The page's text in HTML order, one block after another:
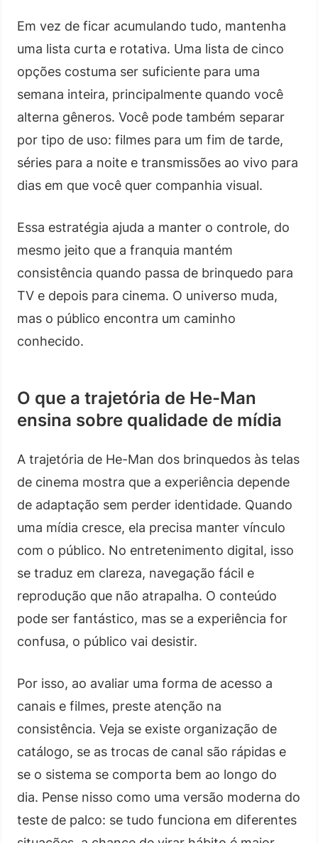
Em vez de ficar acumulando tudo, mantenha
uma lista curta e rotativa. Uma lista de cinco
opções costuma ser suficiente para uma
semana inteira, principalmente quando você
alterna gêneros. Você pode também separar
por tipo de uso: filmes para um fim de tarde,
séries para a noite e transmissões ao vivo para
dias em que você quer companhia visual.
Essa estratégia ajuda a manter o controle, do
mesmo jeito que a franquia mantém
consistência quando passa de brinquedo para
TV e depois para cinema. O universo muda,
mas o público encontra um caminho
conhecido.
O que a trajetória de He-Man
ensina sobre qualidade de mídia
A trajetória de He-Man dos brinquedos às telas
de cinema mostra que a experiência depende
de adaptação sem perder identidade. Quando
uma mídia cresce, ela precisa manter vínculo
com o público. No entretenimento digital, isso
se traduz em clareza, navegação fácil e
reprodução que não atrapalha. O conteúdo
pode ser fantástico, mas se a experiência for
confusa, o público vai desistir.
Por isso, ao avaliar uma forma de acesso a
canais e filmes, preste atenção na
consistência. Veja se existe organização de
catálogo, se as trocas de canal são rápidas e
se o sistema se comporta bem ao longo do
dia. Pense nisso como uma versão moderna do
teste de palco: se tudo funciona em diferentes